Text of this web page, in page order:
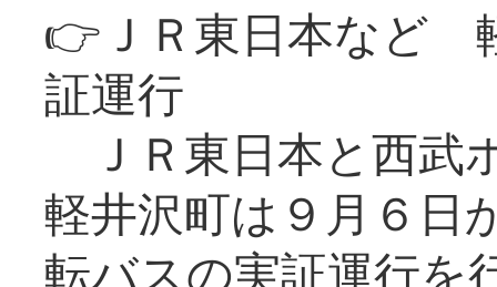
👉ＪＲ東日本など
証運行
ＪＲ東日本と西武
軽井沢町は９月６日
転バスの実証運行を